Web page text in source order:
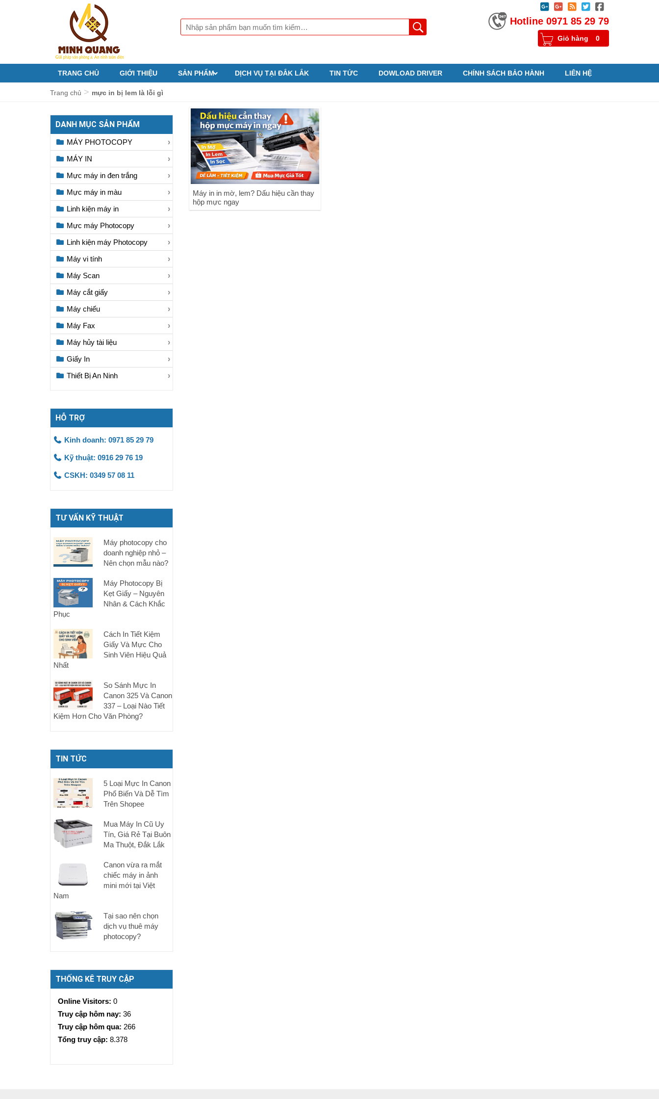





Hotline 0971 85 29 79
Giỏ hàng 0
TRANG CHỦ GIỚI THIỆU SẢN PHẨM DỊCH VỤ TẠI ĐẮK LẮK TIN TỨC DOWLOAD DRIVER CHÍNH SÁCH BẢO HÀNH LIÊN HỆ
Trang chủ > mực in bị lem là lỗi gì
Máy in in mờ, lem? Dấu hiệu cần thay
hộp mực ngay
DANH MỤC SẢN PHẨM
MÁY PHOTOCOPY
MÁY IN
Mực máy in đen trắng
Mực máy in màu
Linh kiện máy in
Mực máy Photocopy
Linh kiện máy Photocopy
Máy vi tính
Máy Scan
Máy cắt giấy
Máy chiếu
Máy Fax
Máy hủy tài liệu
Giấy In
Thiết Bị An Ninh
HỖ TRỢ
Kinh doanh: 0971 85 29 79
Kỹ thuật: 0916 29 76 19
CSKH: 0349 57 08 11
TƯ VẤN KỸ THUẬT
Máy photocopy cho
doanh nghiệp nhỏ –
Nên chọn mẫu nào?
Máy Photocopy Bị
Kẹt Giấy – Nguyên
Nhân & Cách Khắc
Phục
Cách In Tiết Kiệm
Giấy Và Mực Cho
Sinh Viên Hiệu Quả
Nhất
So Sánh Mực In
Canon 325 Và Canon
337 – Loại Nào Tiết
Kiệm Hơn Cho Văn Phòng?
TIN TỨC
5 Loại Mực In Canon
Phổ Biến Và Dễ Tìm
Trên Shopee
Mua Máy In Cũ Uy
Tín, Giá Rẻ Tại Buôn
Ma Thuột, Đắk Lắk
Canon vừa ra mắt
chiếc máy in ảnh
mini mới tại Việt
Nam
Tại sao nên chọn
dịch vụ thuê máy
photocopy?
THỐNG KÊ TRUY CẬP
Online Visitors: 0
Truy cập hôm nay: 36
Truy cập hôm qua: 266
Tổng truy cập: 8.378